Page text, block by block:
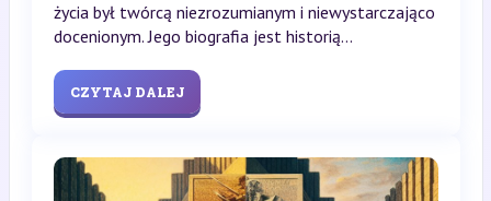
życia był twórcą niezrozumianym i niewystarczająco
docenionym. Jego biografia jest historią...
CZYTAJ DALEJ